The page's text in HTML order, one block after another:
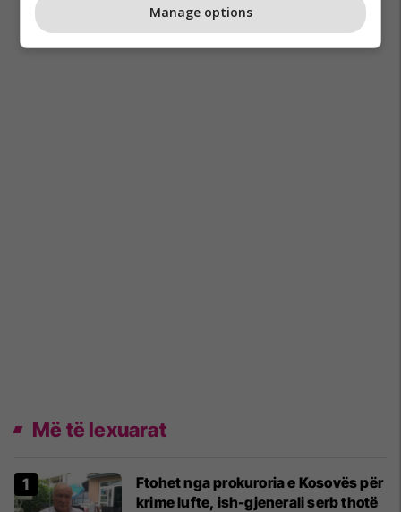
Më të lexuarat
Ftohet nga prokuroria e Kosovës për
krime lufte, ish-gjenerali serb thotë
Manage options